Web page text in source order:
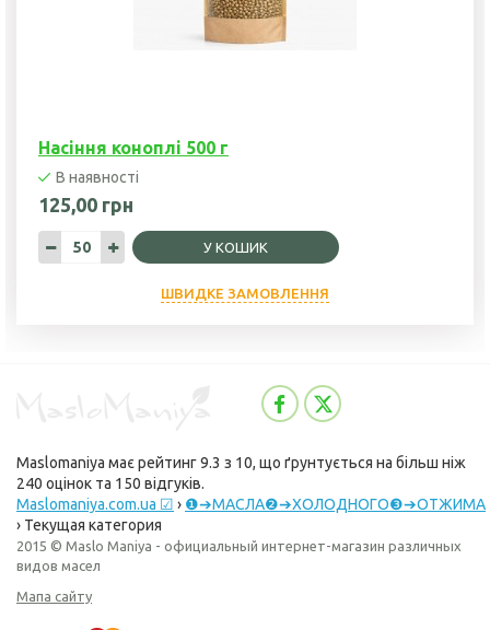
Насіння коноплі 500 г
В наявності
125,00 грн
У КОШИК
ШВИДКЕ ЗАМОВЛЕННЯ
Maslomaniya має рейтинг9.3 з 10, що ґрунтується на більш ніж
240 оцінок та 150 відгуків.
Maslomaniya.com.ua ☑ › ❶➔МАСЛА❷➔ХОЛОДНОГО❸➔ОТЖИМА
› Текущая категория
2015 © Maslo Maniya - официальный интернет-магазин различных
видов масел
Мапа сайту